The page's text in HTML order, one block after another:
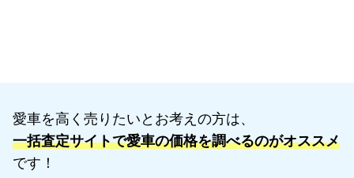
愛車を高く売りたいとお考えの方は、
一括査定サイトで愛車の価格を調べるのがオススメ
です！